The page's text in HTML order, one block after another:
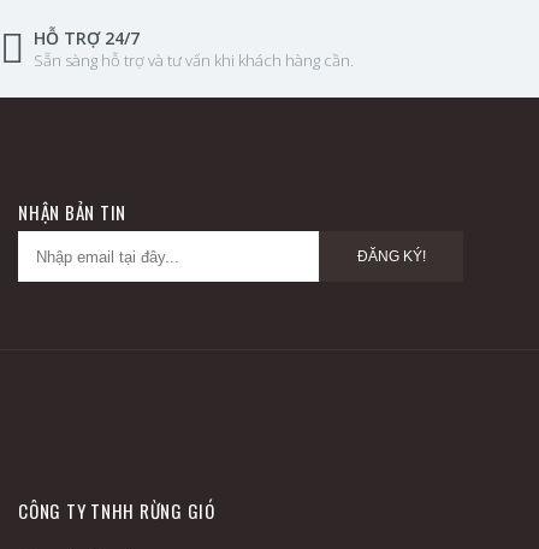
HỖ TRỢ 24/7
Sẵn sàng hỗ trợ và tư vấn khi khách hàng cần.
NHẬN BẢN TIN
ĐĂNG KÝ!
CÔNG TY TNHH RỪNG GIÓ